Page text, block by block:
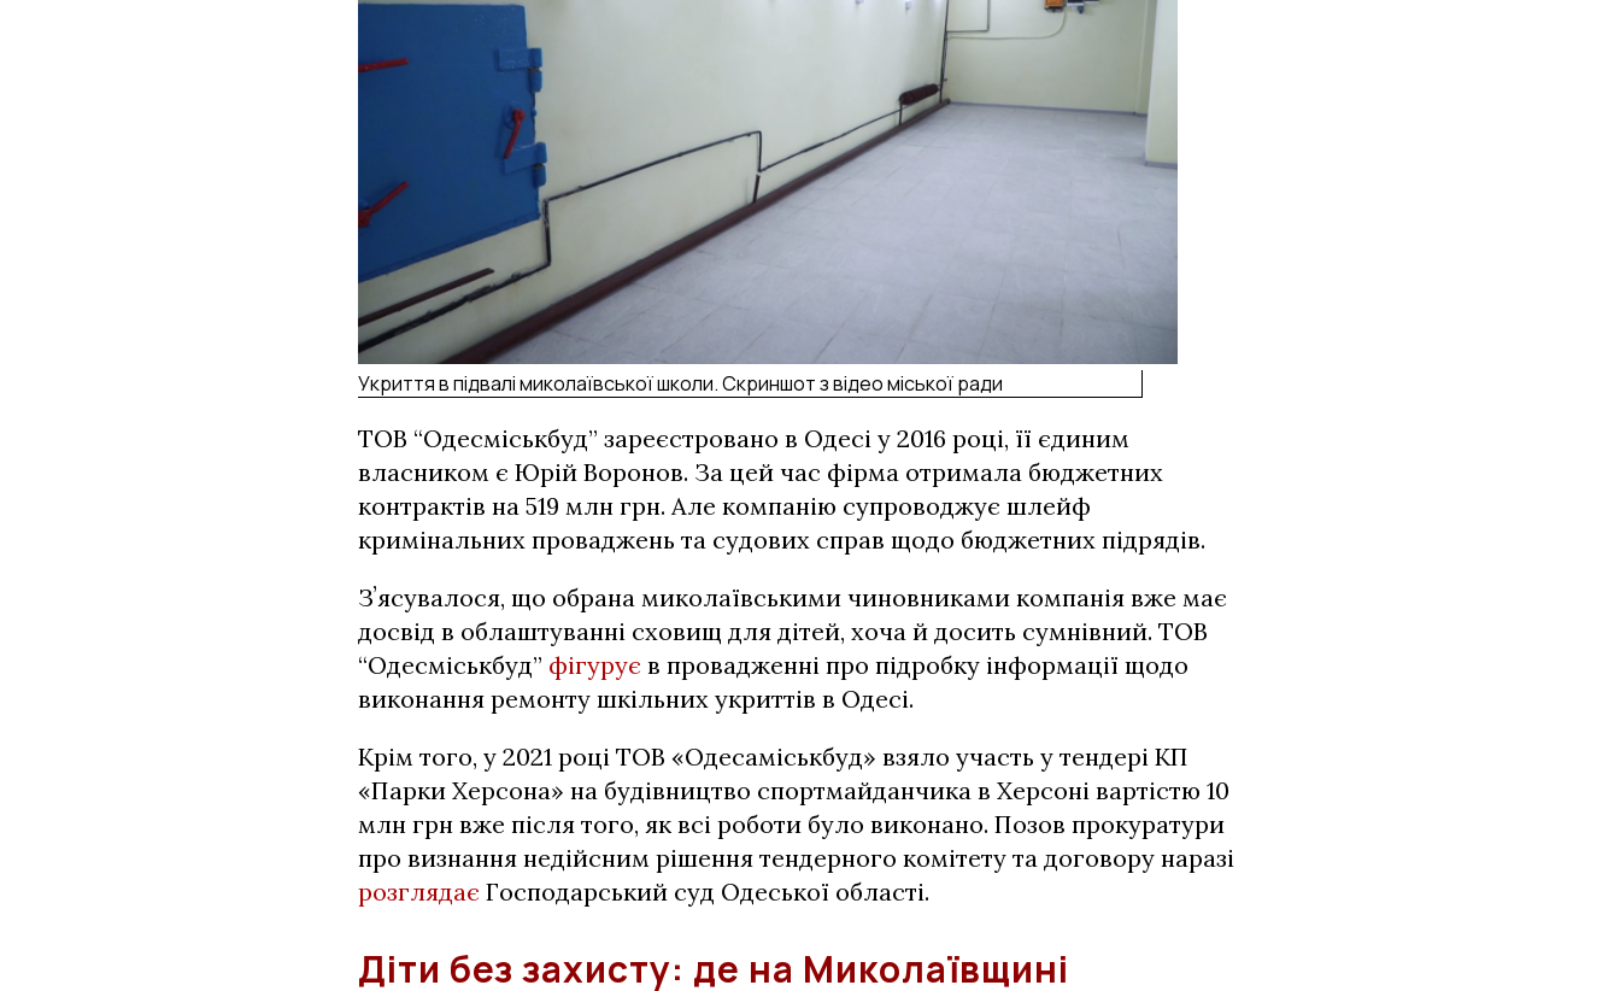
Укриття в підвалі миколаївської школи. Скриншот з відео міської ради
ТОВ “Одесміськбуд” зареєстровано в Одесі у 2016 році, її єдиним
власником є Юрій Воронов. За цей час фірма отримала бюджетних
контрактів на 519 млн грн. Але компанію супроводжує шлейф
кримінальних проваджень та судових справ щодо бюджетних підрядів.
Зʼясувалося, що обрана миколаївськими чиновниками компанія вже має
досвід в облаштуванні сховищ для дітей, хоча й досить сумнівний. ТОВ
“Одесміськбуд” фігурує в провадженні про підробку інформації щодо
виконання ремонту шкільних укриттів в Одесі.
Крім того, у 2021 році ТОВ «Одесаміськбуд» взяло участь у тендері КП
«Парки Херсона» на будівництво спортмайданчика в Херсоні вартістю 10
млн грн вже після того, як всі роботи було виконано. Позов прокуратури
про визнання недійсним рішення тендерного комітету та договору наразі
розглядає Господарський суд Одеської області.
Діти без захисту: де на Миколаївщині